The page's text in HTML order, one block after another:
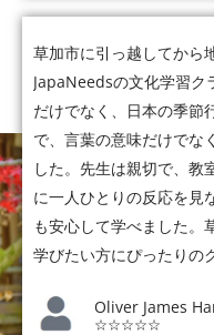
草加市に引っ越してから
JapaNeedsの文化学習ク
だけでなく、日本の季節
で、言葉の意味だけでな
した。先生は親切で、教
に一人ひとりの反応を見
も安心して学べました。
学びたい方にぴったりの
Oliver James
☆☆☆☆☆